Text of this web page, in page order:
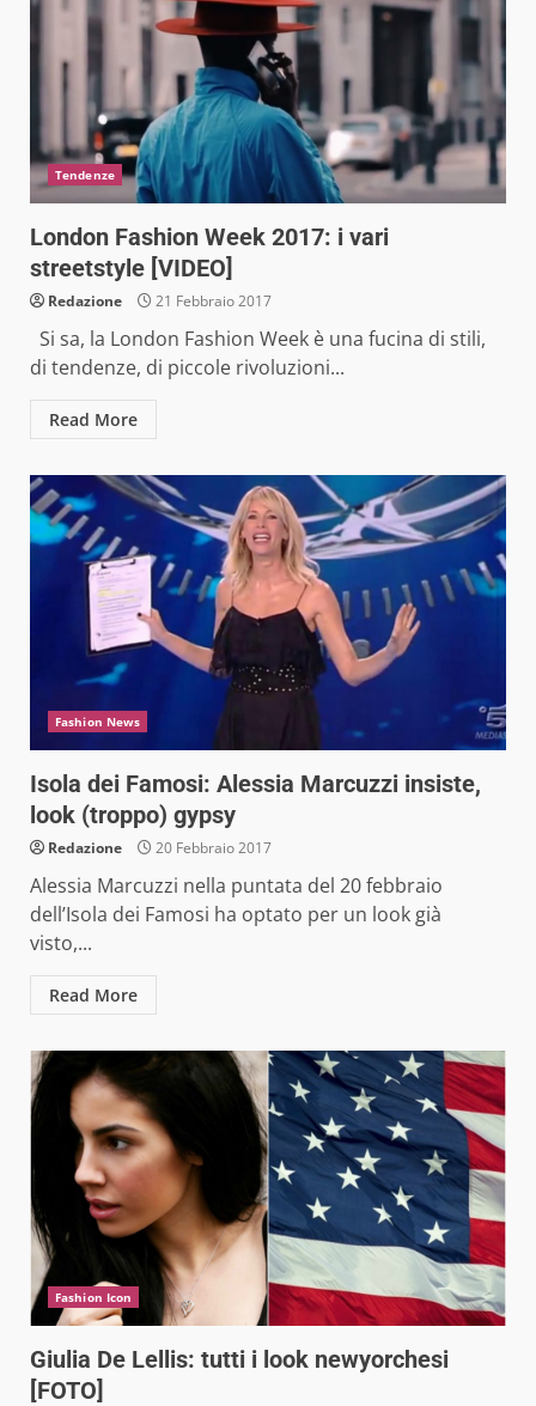
Tendenze
London Fashion Week 2017: i vari
streetstyle [VIDEO]
Redazione 21 Febbraio 2017
Si sa, la London Fashion Week è una fucina di stili,
di tendenze, di piccole rivoluzioni...
Read More
Fashion News
Isola dei Famosi: Alessia Marcuzzi insiste,
look (troppo) gypsy
Redazione 20 Febbraio 2017
Alessia Marcuzzi nella puntata del 20 febbraio
dell’Isola dei Famosi ha optato per un look già
visto,...
Read More
Fashion Icon
Giulia De Lellis: tutti i look newyorchesi
[FOTO]